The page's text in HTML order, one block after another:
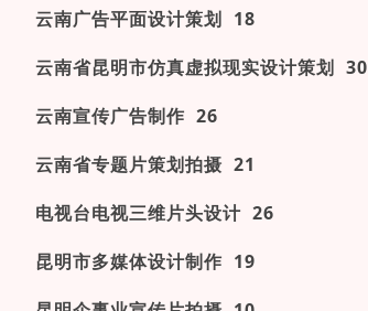
云南广告平面设计策划 18
云南省昆明市仿真虚拟现实设计策划 30
云南宣传广告制作 26
云南省专题片策划拍摄 21
电视台电视三维片头设计 26
昆明市多媒体设计制作 19